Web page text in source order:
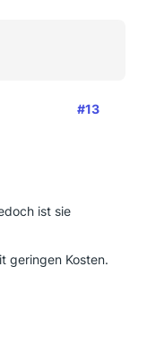
#13
ist sie
geringen Kosten.